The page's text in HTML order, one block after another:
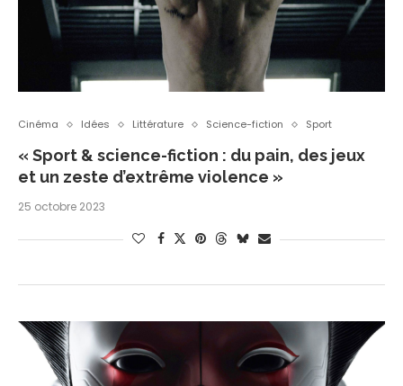
Cinéma Idées Littérature Science-fiction Sport
« Sport & science-fiction : du pain, des jeux
et un zeste d’extrême violence »
25 octobre 2023